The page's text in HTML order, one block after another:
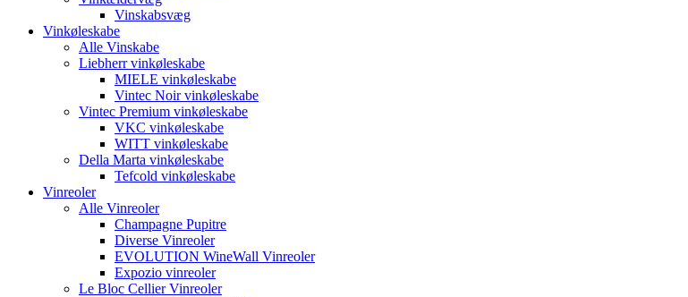
Vinskabsvæg
Vinkøleskabe
Alle Vinskabe
Liebherr vinkøleskabe
MIELE vinkøleskabe
Vintec Noir vinkøleskabe
Vintec Premium vinkøleskabe
VKC vinkøleskabe
WITT vinkøleskabe
Della Marta vinkøleskabe
Tefcold vinkøleskabe
Vinreoler
Alle Vinreoler
Champagne Pupitre
Diverse Vinreoler
EVOLUTION WineWall Vinreoler
Expozio vinreoler
Le Bloc Cellier Vinreoler